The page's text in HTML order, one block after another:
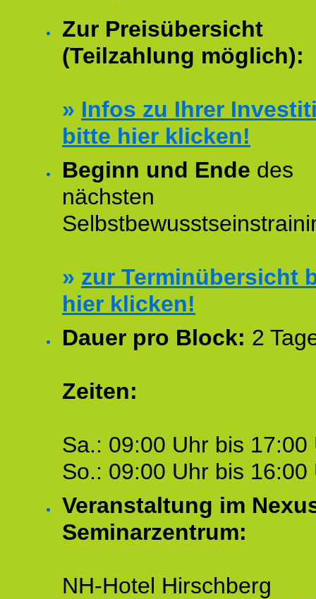
Zur Preisübersicht
(Teilzahlung möglich):
» Infos zu Ihrer
bitte hier klicken!
Beginn und Ende des
nächsten
» zur Terminübersicht
hier klicken!
Dauer pro Block: 2
Zeiten:
Sa.: 09:00 Uhr bis 17:00
So.: 09:00 Uhr bis 16:00
Veranstaltung im
Seminarzentrum:
NH-Hotel Hirschberg